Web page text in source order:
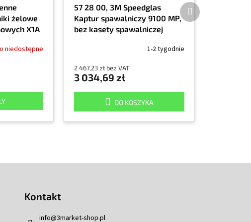
żelowe
X1A
niedostępne
57 28 00, 3M Speedglas
Kaptur spawalniczy 9100 MP,
bez kasety spawalniczej
1-2 tygodnie
2 467,23 zł bez VAT
3 034,69 zł
DO KOSZYKA
Produkt
następny
Kontakt
info@3market-shop.pl